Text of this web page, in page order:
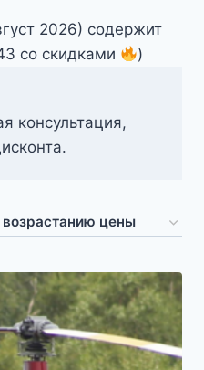
2026) содержит
со скидками
)
консультация,